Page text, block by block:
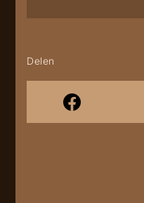
Delen